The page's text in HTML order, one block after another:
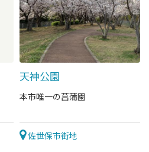
天神公園
本市唯一の菖蒲園
佐世保市街地